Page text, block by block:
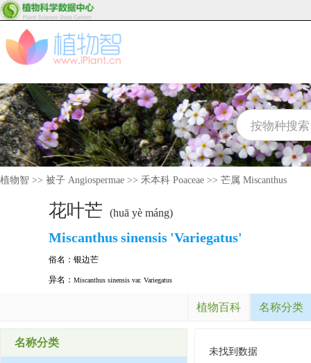
植物智 >> 被子 Angiospermae >> 禾本科 Poaceae >> 芒属 Miscanthus
花叶芒 (huā yè máng)
Miscanthussinensis 'Variegatus'
俗名： 银边芒
异名： Miscanthus sinensis var. Variegatus
植物百科 名称分类
名称分类
未找到数据